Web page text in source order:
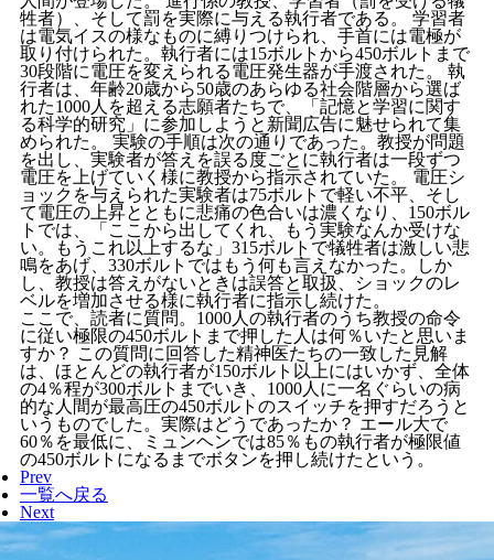
牲者）、そして罰を実際に与える執行者である。 学習者
は電気イスの様なものに縛りつけられ、手首には電極が
取り付けられた。執行者には15ボルトから450ボルトまで
30段階に電圧を変えられる電圧発生器が手渡された。 執
行者は、年齢20歳から50歳のあらゆる社会階層から選ば
れた1000人を超える志願者たちで、「記憶と学習に関す
る科学的研究」に参加しようと新聞広告に魅せられて集
められた。 実験の手順は次の通りであった。教授が問題
を出し、実験者が答えを誤る度ごとに執行者は一段ずつ
電圧を上げていく様に教授から指示されていた。 電圧シ
ョックを与えられた実験者は75ボルトで軽い不平、そし
て電圧の上昇とともに悲痛の色合いは濃くなり、150ボル
トでは、「ここから出してくれ、もう実験なんか受けな
い。もうこれ以上するな」315ボルトで犠牲者は激しい悲
鳴をあげ、330ボルトではもう何も言えなかった。しか
し、教授は答えがないときは誤答と取扱、ショックのレ
ベルを増加させる様に執行者に指示し続けた。
ここで、読者に質問。1000人の執行者のうち教授の命令
に従い極限の450ボルトまで押した人は何％いたと思いま
すか？ この質問に回答した精神医たちの一致した見解
は、ほとんどの執行者が150ボルト以上にはいかず、全体
の4％程が300ボルトまでいき、1000人に一名ぐらいの病
的な人間が最高圧の450ボルトのスイッチを押すだろうと
いうものでした。実際はどうであったか？ エール大で
60％を最低に、ミュンヘンでは85％もの執行者が極限値
の450ボルトになるまでボタンを押し続けたという。
Prev
一覧へ戻る
Next